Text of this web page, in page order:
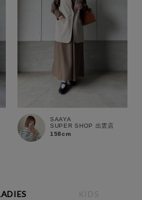
SAAYA
SUPER SHOP 出雲店
158cm
KIDS